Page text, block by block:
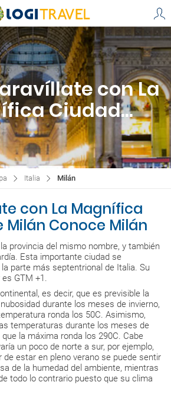
con La
Ciudad...
Italia Milán
con La Magnífica
Milán Conoce Milán
provincia del mismo nombre, y también
Esta importante ciudad se
parte más septentrional de Italia. Su
GTM +1.
es decir, que es previsible la
durante los meses de invierno,
ronda los 50C. Asimismo,
temperaturas durante los meses de
la máxima ronda los 290C. Cabe
un poco de norte a sur, por ejemplo,
de estar en pleno verano se puede sentir
de la humedad del ambiente, mientras
todo lo contrario puesto que su clima